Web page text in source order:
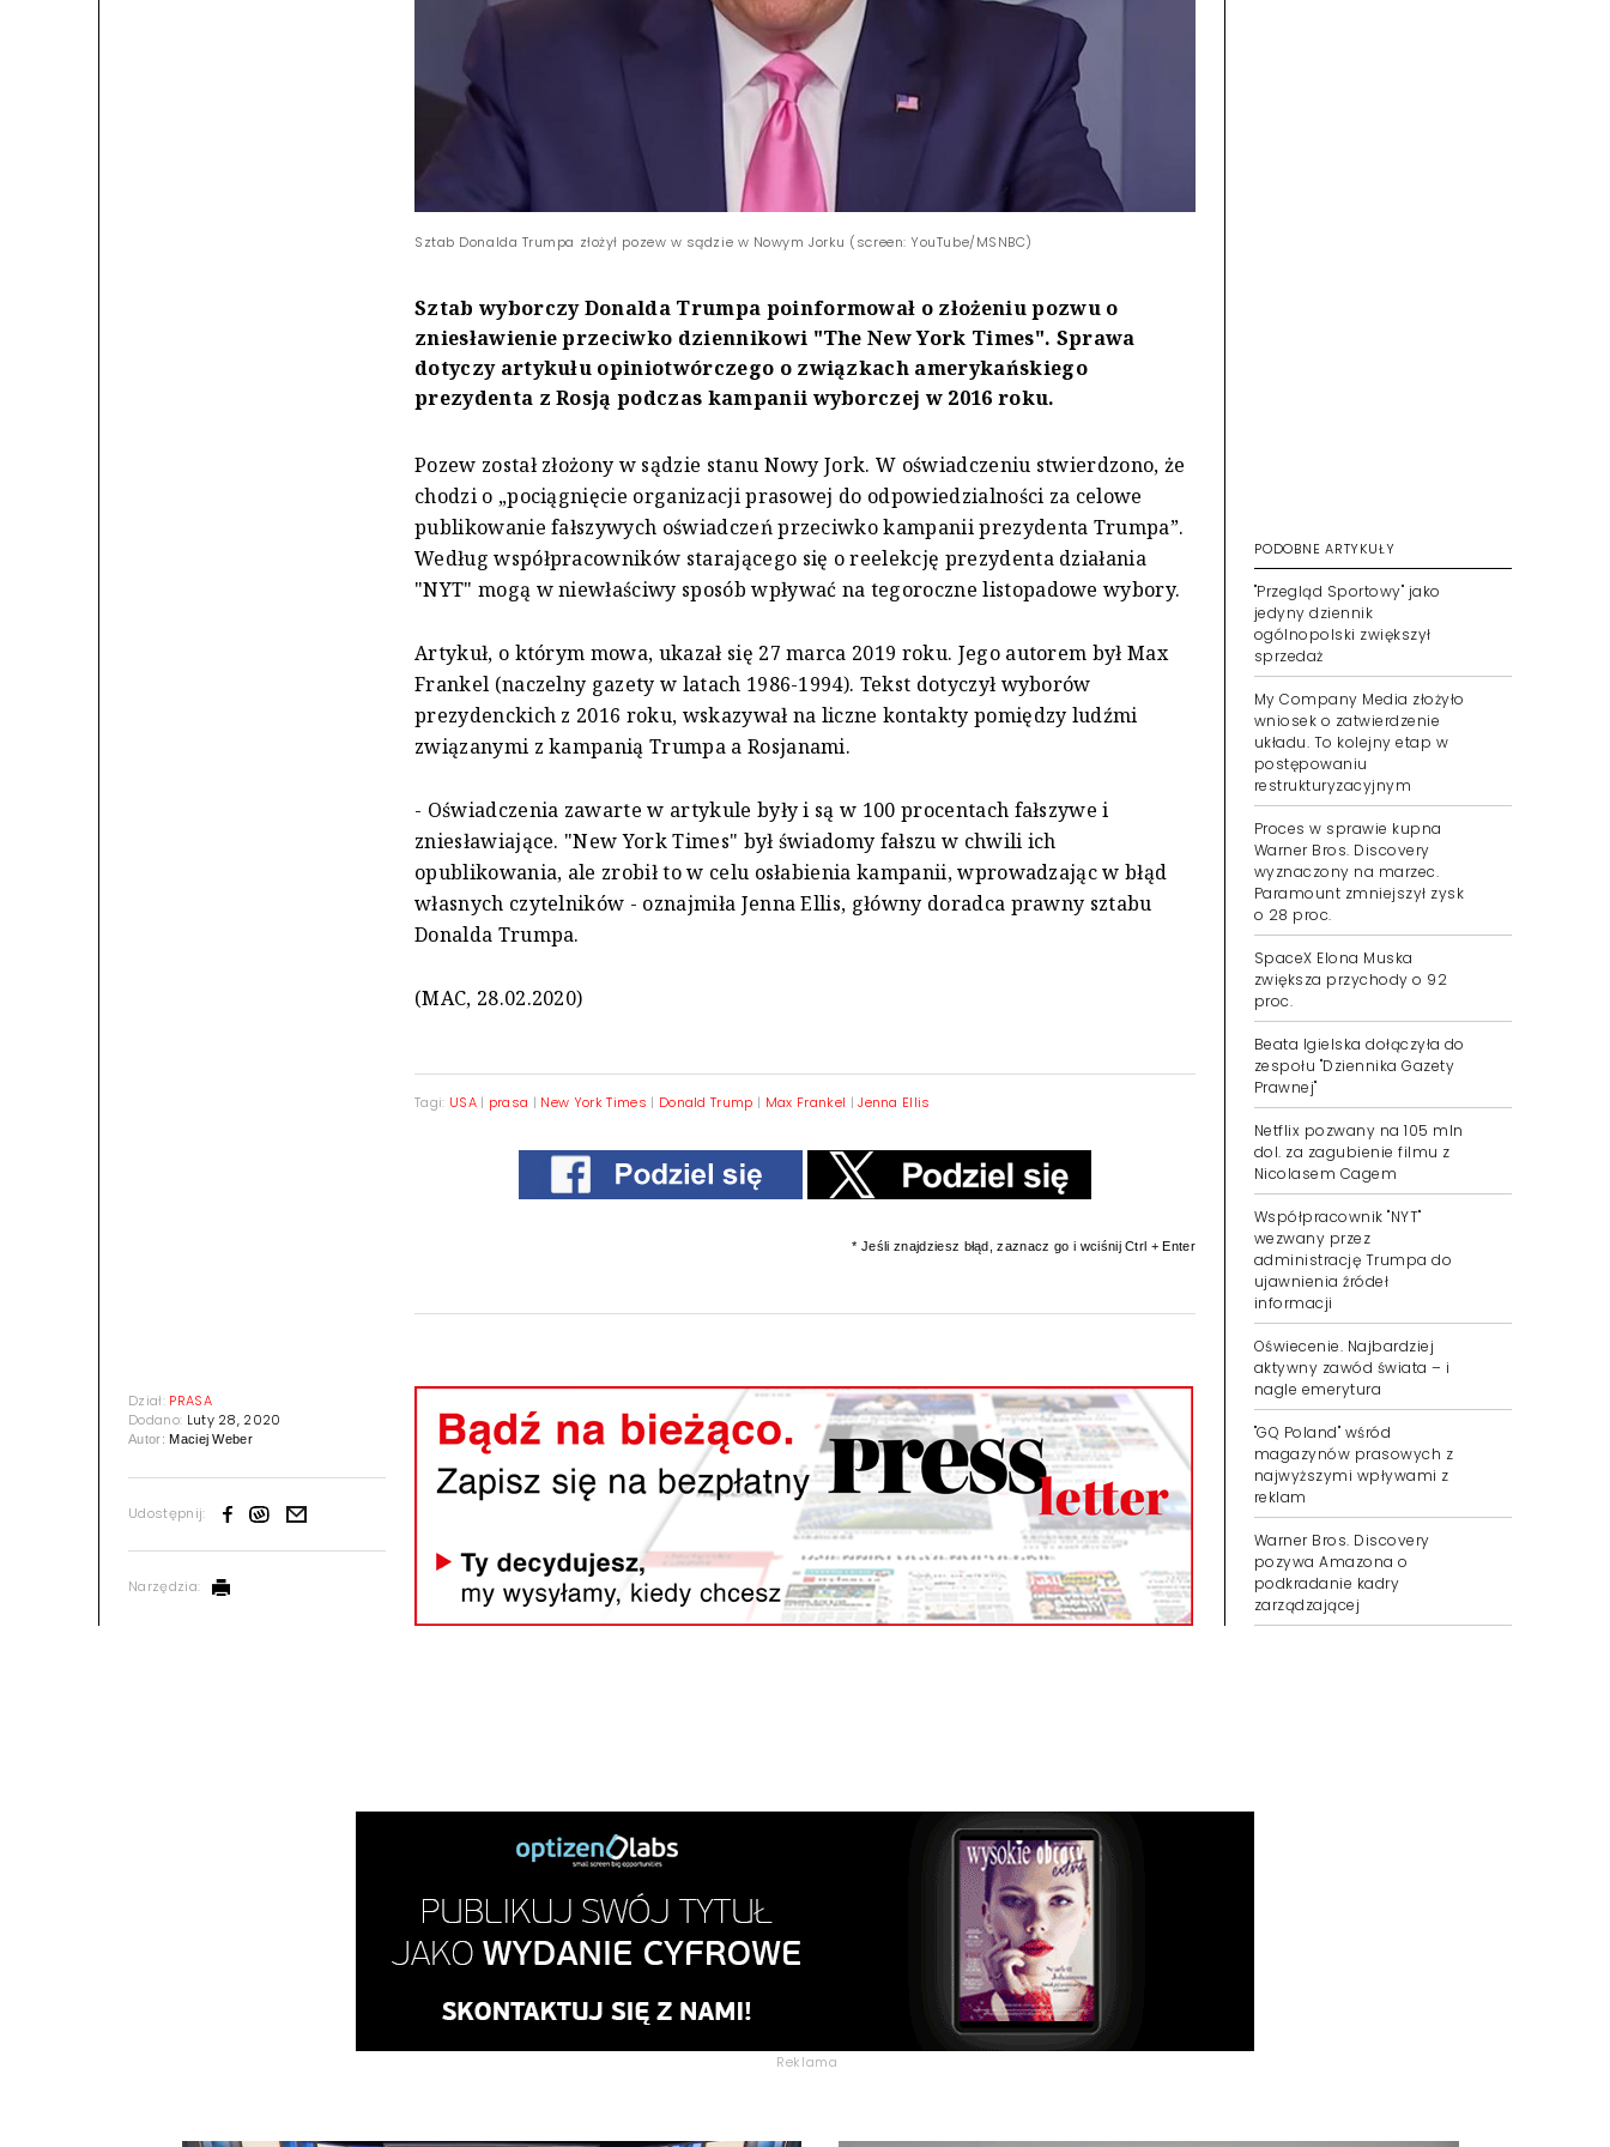
Dział: PRASA
Dodano: Luty 28, 2020
Autor:Maciej Weber
Udostępnij:
Narzędzia:
Sztab Donalda Trumpa złożył pozew w sądzie w Nowym Jorku (screen: YouTube/MSNBC)
Sztab wyborczy Donalda Trumpa poinformował o złożeniu pozwu o
zniesławienie przeciwko dziennikowi "The New York Times". Sprawa
dotyczy artykułu opiniotwórczego o związkach amerykańskiego
prezydenta z Rosją podczas kampanii wyborczej w 2016 roku.
Pozew został złożony w sądzie stanu Nowy Jork. W oświadczeniu stwierdzono, że
chodzi o „pociągnięcie organizacji prasowej do odpowiedzialności za celowe
publikowanie fałszywych oświadczeń przeciwko kampanii prezydenta Trumpa”.
Według współpracowników starającego się o reelekcję prezydenta działania
"NYT" mogą w niewłaściwy sposób wpływać na tegoroczne listopadowe wybory.
Artykuł, o którym mowa, ukazał się 27 marca 2019 roku. Jego autorem był Max
Frankel (naczelny gazety w latach 1986-1994). Tekst dotyczył wyborów
prezydenckich z 2016 roku, wskazywał na liczne kontakty pomiędzy ludźmi
związanymi z kampanią Trumpa a Rosjanami.
- Oświadczenia zawarte w artykule były i są w 100 procentach fałszywe i
zniesławiające. "New York Times" był świadomy fałszu w chwili ich
opublikowania, ale zrobił to w celu osłabienia kampanii, wprowadzając w błąd
własnych czytelników - oznajmiła Jenna Ellis, główny doradca prawny sztabu
Donalda Trumpa.
(MAC, 28.02.2020)
Tagi: USA | prasa | New York Times | Donald Trump | Max Frankel |Jenna Ellis
* Jeśli znajdziesz błąd, zaznacz go i wciśnij Ctrl + Enter
PODOBNE ARTYKUŁY
"Przegląd Sportowy" jako
jedyny dziennik
ogólnopolski zwiększył
sprzedaż
My Company Media złożyło
wniosek o zatwierdzenie
układu. To kolejny etap w
postępowaniu
restrukturyzacyjnym
Proces w sprawie kupna
Warner Bros. Discovery
wyznaczony na marzec.
Paramount zmniejszył zysk
o 28 proc.
SpaceX Elona Muska
zwiększa przychody o 92
proc.
Beata Igielska dołączyła do
zespołu "Dziennika Gazety
Prawnej"
Netflix pozwany na 105 mln
dol. za zagubienie filmu z
Nicolasem Cagem
Współpracownik "NYT"
wezwany przez
administrację Trumpa do
ujawnienia źródeł
informacji
Oświecenie. Najbardziej
aktywny zawód świata – i
nagle emerytura
"GQ Poland" wśród
magazynów prasowych z
najwyższymi wpływami z
reklam
Warner Bros. Discovery
pozywa Amazona o
podkradanie kadry
zarządzającej
Reklama